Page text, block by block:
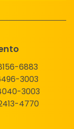
6883
3003
3003
4770